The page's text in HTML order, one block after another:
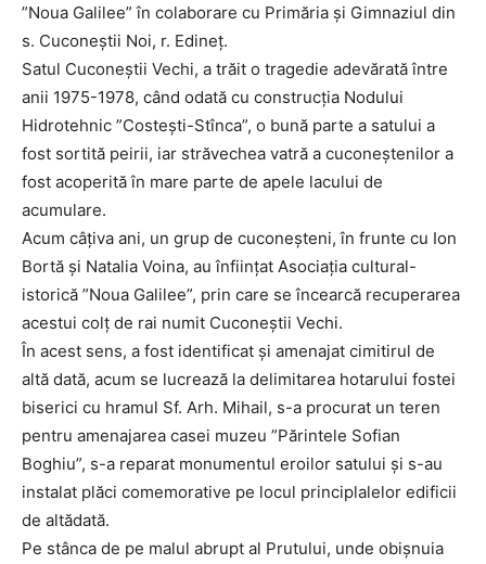
”Noua Galilee” în colaborare cu Primăria și Gimnaziul din
s. Cuconeștii Noi, r. Edineț.
Satul Cuconeştii Vechi, a trăit o tragedie adevărată între
anii 1975-1978, când odată cu construcţia Nodului
Hidrotehnic ”Costeşti-Stînca”, o bună parte a satului a
fost sortită peirii, iar străvechea vatră a cuconeştenilor a
fost acoperită în mare parte de apele lacului de
acumulare.
Acum câțiva ani, un grup de cuconeșteni, în frunte cu Ion
Bortă și Natalia Voina, au înființat Asociația cultural-
istorică ”Noua Galilee”, prin care se încearcă recuperarea
acestui colț de rai numit Cuconeștii Vechi.
În acest sens, a fost identificat și amenajat cimitirul de
altă dată, acum se lucrează la delimitarea hotarului fostei
biserici cu hramul Sf. Arh. Mihail, s-a procurat un teren
pentru amenajarea casei muzeu ”Părintele Sofian
Boghiu”, s-a reparat monumentul eroilor satului și s-au
instalat plăci comemorative pe locul principlalelor edificii
de altădată.
Pe stânca de pe malul abrupt al Prutului, unde obișnuia